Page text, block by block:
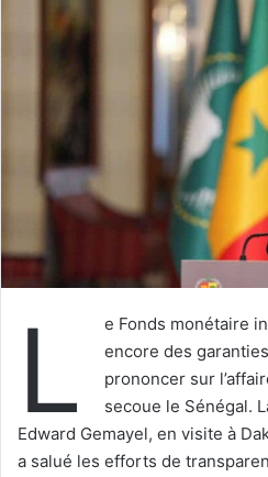
L
e Fonds monétaire
encore des
prononcer sur
secoue le Sénégal.
Edward Gemayel, en visite à
a salué les efforts de